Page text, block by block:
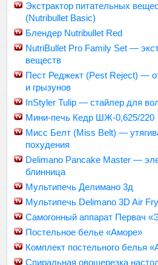
Экстрактор питательных
(Nutribullet Basic)
Блендер Nutribullet Red
NutriBullet Pro Family Set —
веществ
Пест Реджект (Pest Reject) —
и грызунов
InStyler Tulip — стайлер для
Мини-печь Кедр ШЖ-0,625/220
Мисс Белт (Miss Belt) —
похудения
Delimano Pancake Master —
блинница
Мультипечь Делимано 3д
Мультипечь Delimano 3D Air
Самогонный аппарат Первач
Постельное белье «Аморе»
Комплект постельного белья
Спиральная овощерезка